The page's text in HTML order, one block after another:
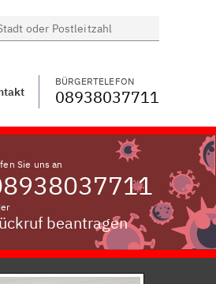
WECHSELN
BÜRGERTELEFON
08938037711
Sie uns an
beantragen